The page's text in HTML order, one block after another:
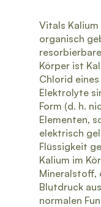
Vitals
organisch
Körper ist
Chlorid
Elektrolyte
Form (d. h.
Elementen,
elektrisch
Flüssigkeit
Kalium im
Mineralstoff,
Blutdruck
normalen